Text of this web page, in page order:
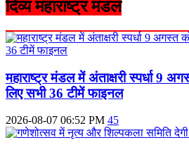
दिव्य महाराष्ट्र मंडल
महाराष्‍ट्र मंडल में अंताक्षरी स्पर्धा 9
लिए सभी 36 टीमें फाइनल
2026-08-07 06:52 PM 45